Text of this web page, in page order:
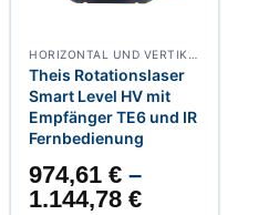
HORIZONTAL UND VERTIKAL ROTATIONSLASER
Theis Rotationslaser
Smart Level HV mit
Empfänger TE6 und IR
Fernbedienung
974,61€ –
1.144,78€